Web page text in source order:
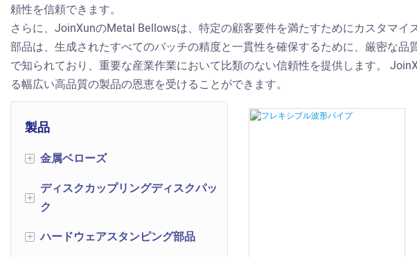
頼性を信頼できます。
さらに、JoinXunのMetal Bellowsは、特定の顧客要件を満たすためにカスタマ
部品は、生成されたすべてのバッチの精度と一貫性を確保するために、厳密な
で知られており、重要な産業作業において比類のない信頼性を提供します。
る幅広い高品質の製品の恩恵を受けることができます。
製品
+ 金属ベローズ
機械式伝送コンポーネント
ベローズ圧力センサー
+ ディスクカップリングディスクパッ
ク
ディスクカップリングディスク
+ ハードウェアスタンピング部品